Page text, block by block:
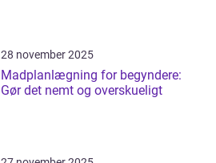
28 november 2025
Madplanlægning for begyndere:
Gør det nemt og overskueligt